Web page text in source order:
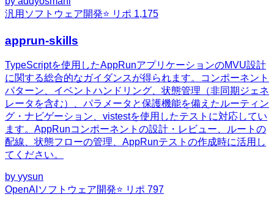
汎用 ソフトウェア開発⭐ リポ 1,175
apprun-skills
TypeScriptを使用したAppRunアプリケーションのMVU設計
に関する総合的なガイダンスが得られます。コンポーネント
パターン、イベントハンドリング、状態管理（非同期ジェネ
レータを含む）、パラメータと保護機能を備えたルーティン
グ・ナビゲーション、vistestを使用したテストに対応してい
ます。AppRunコンポーネントの設計・レビュー、ルートの
配線、状態フローの管理、AppRunテストの作成時に活用し
てください。
by yysun
OpenAI ソフトウェア開発⭐ リポ 797